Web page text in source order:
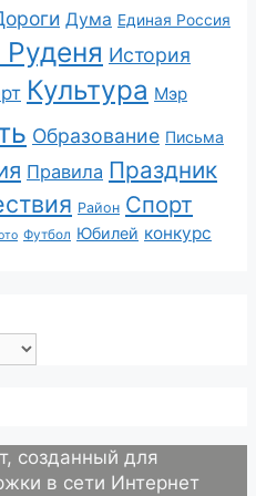
Дума Единая Россия
История
Культура Мэр
Образование Письма
Правила Праздник
Район Спорт
Футбол Юбилей конкурс
созданный для
в сети Интернет